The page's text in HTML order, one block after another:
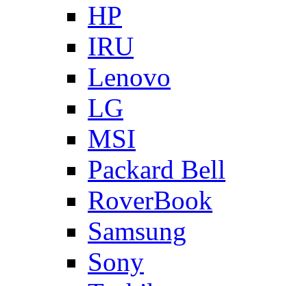
HP
IRU
Lenovo
LG
MSI
Packard Bell
RoverBook
Samsung
Sony